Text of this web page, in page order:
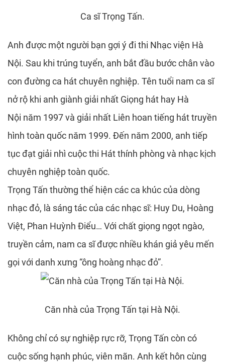
Ca sĩ Trọng Tấn.
Anh được một người bạn gợi ý đi thi Nhạc viện Hà
Nội. Sau khi trúng tuyển, anh bắt đầu bước chân vào
con đường ca hát chuyên nghiệp. Tên tuổi nam ca sĩ
nở rộ khi anh giành giải nhất Giọng hát hay Hà
Nội năm 1997 và giải nhất Liên hoan tiếng hát truyền
hình toàn quốc năm 1999. Đến năm 2000, anh tiếp
tục đạt giải nhì cuộc thi Hát thính phòng và nhạc kịch
chuyên nghiệp toàn quốc.
Trọng Tấn thường thể hiện các ca khúc của dòng
nhạc đỏ, là sáng tác của các nhạc sĩ: Huy Du, Hoàng
Việt, Phan Huỳnh Điểu… Với chất giọng ngọt ngào,
truyền cảm, nam ca sĩ được nhiều khán giả yêu mến
gọi với danh xưng “ông hoàng nhạc đỏ”.
Căn nhà của Trọng Tấn tại Hà Nội.
Không chỉ có sự nghiệp rực rỡ, Trọng Tấn còn có
cuộc sống hạnh phúc, viên mãn. Anh kết hôn cùng